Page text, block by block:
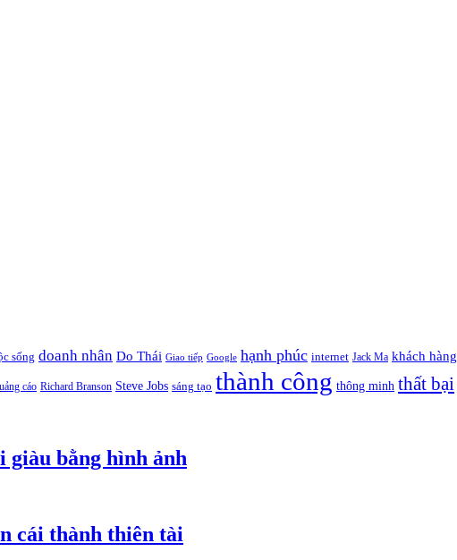
sống doanh nhân Do Thái Giao tiếp Google hạnh phúc internet Jack Ma khách hàng
cáo Richard Branson Steve Jobs sáng tạo thành công thông minh thất bại
giàu bằng hình ảnh
cái thành thiên tài